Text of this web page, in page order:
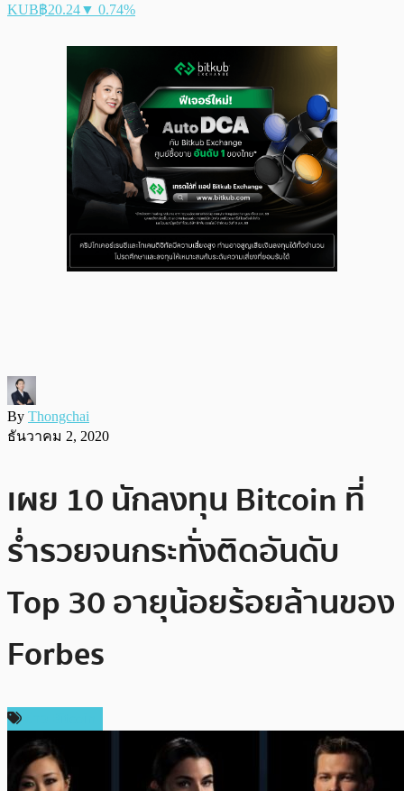
KUB฿20.24▼ 0.74%
By Thongchai
ธันวาคม 2, 2020
เผย 10 นักลงทุน Bitcoin ที่
ร่ำรวยจนกระทั่งติดอันดับ
Top 30 อายุน้อยร้อยล้านของ
Forbes